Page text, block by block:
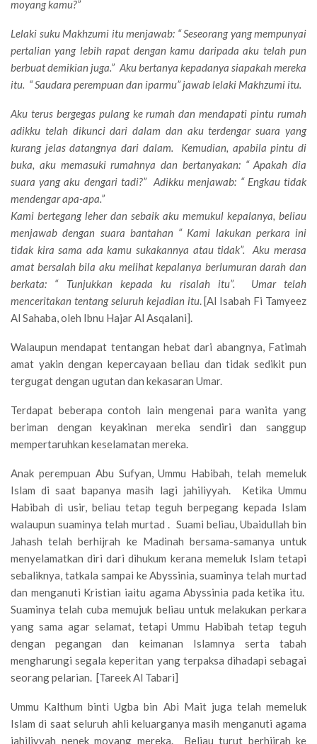
moyang kamu?”
Lelaki suku Makhzumi itu menjawab: “ Seseorang yang mempunyai
pertalian yang lebih rapat dengan kamu daripada aku telah pun
berbuat demikian juga.” Aku bertanya kepadanya siapakah mereka
itu. “ Saudara perempuan dan iparmu” jawab lelaki Makhzumi itu.
Aku terus bergegas pulang ke rumah dan mendapati pintu rumah
adikku telah dikunci dari dalam dan aku terdengar suara yang
kurang jelas datangnya dari dalam. Kemudian, apabila pintu di
buka, aku memasuki rumahnya dan bertanyakan: “ Apakah dia
suara yang aku dengari tadi?” Adikku menjawab: “ Engkau tidak
mendengar apa-apa.”
Kami bertegang leher dan sebaik aku memukul kepalanya, beliau
menjawab dengan suara bantahan “ Kami lakukan perkara ini
tidak kira sama ada kamu sukakannya atau tidak”. Aku merasa
amat bersalah bila aku melihat kepalanya berlumuran darah dan
berkata: “ Tunjukkan kepada ku risalah itu”. Umar telah
menceritakan tentang seluruh kejadian itu. [Al Isabah Fi Tamyeez
Al Sahaba, oleh Ibnu Hajar Al Asqalani].
Walaupun mendapat tentangan hebat dari abangnya, Fatimah
amat yakin dengan kepercayaan beliau dan tidak sedikit pun
tergugat dengan ugutan dan kekasaran Umar.
Terdapat beberapa contoh lain mengenai para wanita yang
beriman dengan keyakinan mereka sendiri dan sanggup
mempertaruhkan keselamatan mereka.
Anak perempuan Abu Sufyan, Ummu Habibah, telah memeluk
Islam di saat bapanya masih lagi jahiliyyah. Ketika Ummu
Habibah di usir, beliau tetap teguh berpegang kepada Islam
walaupun suaminya telah murtad . Suami beliau, Ubaidullah bin
Jahash telah berhijrah ke Madinah bersama-samanya untuk
menyelamatkan diri dari dihukum kerana memeluk Islam tetapi
sebaliknya, tatkala sampai ke Abyssinia, suaminya telah murtad
dan menganuti Kristian iaitu agama Abyssinia pada ketika itu.
Suaminya telah cuba memujuk beliau untuk melakukan perkara
yang sama agar selamat, tetapi Ummu Habibah tetap teguh
dengan pegangan dan keimanan Islamnya serta tabah
mengharungi segala keperitan yang terpaksa dihadapi sebagai
seorang pelarian. [Tareek Al Tabari]
Ummu Kalthum binti Ugba bin Abi Mait juga telah memeluk
Islam di saat seluruh ahli keluarganya masih menganuti agama
jahiliyyah nenek moyang mereka. Beliau turut berhijrah ke